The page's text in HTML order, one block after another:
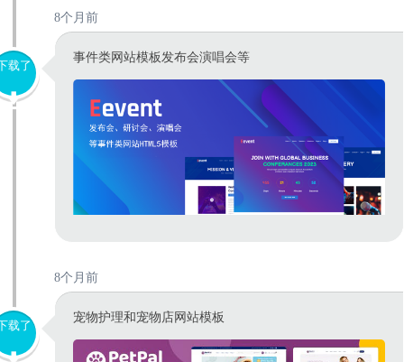
8个月前
载了
事件类网站模板发布会演唱会等
8个月前
载了
宠物护理和宠物店网站模板